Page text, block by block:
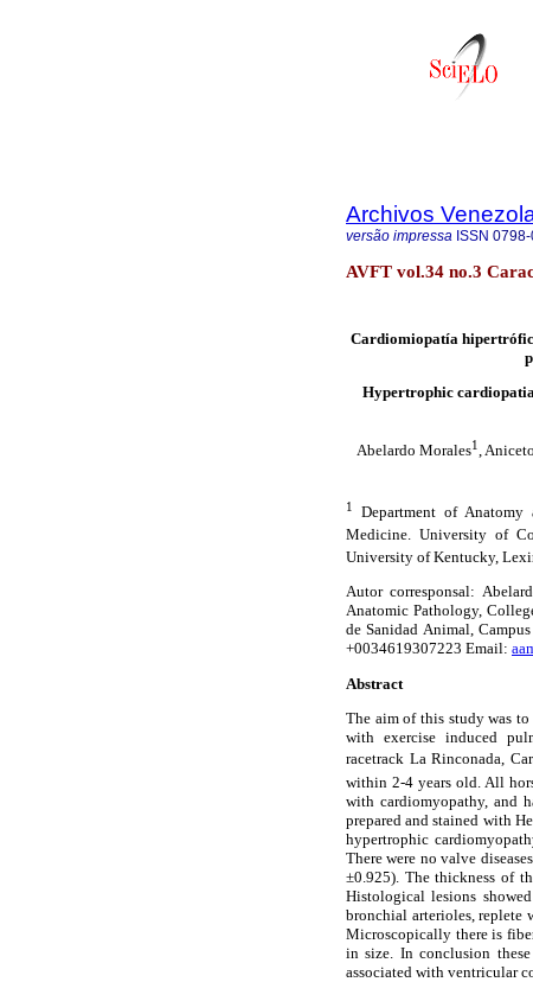
Archivos
versão impressa ISSN
AVFT vol.34 no.3
Cardiomiopatía
Hypertrophic
Abelardo Morales1 ,
1
Department of
Medicine. University of
University of Kentucky,
Autor corresponsal:
Anatomic Pathology,
de Sanidad Animal,
+0034619307223 Email:
Abstract
The aim of this study was
with exercise induced
racetrack La Rinconada,
within 2-4 years old. All
with cardiomyopathy, and
prepared and stained with
hypertrophic
There were no valve
±0.925). The thickness of
Histological lesions
bronchial arterioles, replete
Microscopically there is
in size. In conclusion
associated with ventricular